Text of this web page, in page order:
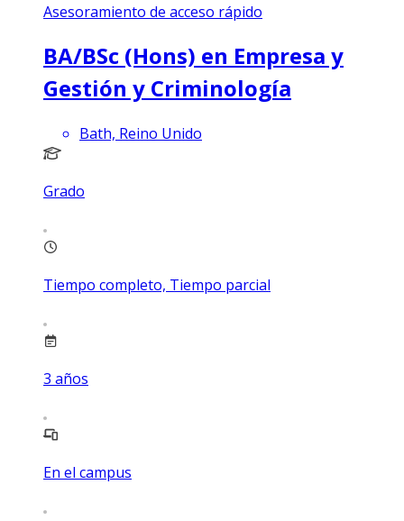
Asesoramiento de acceso rápido
BA/BSc (Hons) en Empresa y
Gestión y Criminología
Bath, Reino Unido
Grado
Tiempo completo, Tiempo parcial
3 años
En el campus